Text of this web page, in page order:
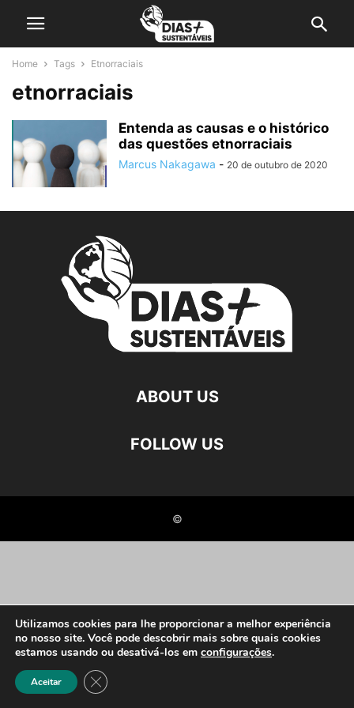
Home Tags Etnorraciais
etnorraciais
Entenda as causas e o histórico
das questões etnorraciais
Marcus Nakagawa - 20 de outubro de 2020
ABOUT US
FOLLOW US
©
Utilizamos cookies para lhe proporcionar a melhor experiência
no nosso site. Você pode descobrir mais sobre quais cookies
estamos usando ou desativá-los em configurações.
Aceitar Close GDPR Cookie Banner